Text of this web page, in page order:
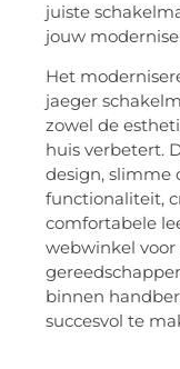
juiste
jouw
Het
jaeger
zowel de
huis verbetert.
design, slimme
functionaliteit,
comfortabele
webwinkel
binnen
succesvol te